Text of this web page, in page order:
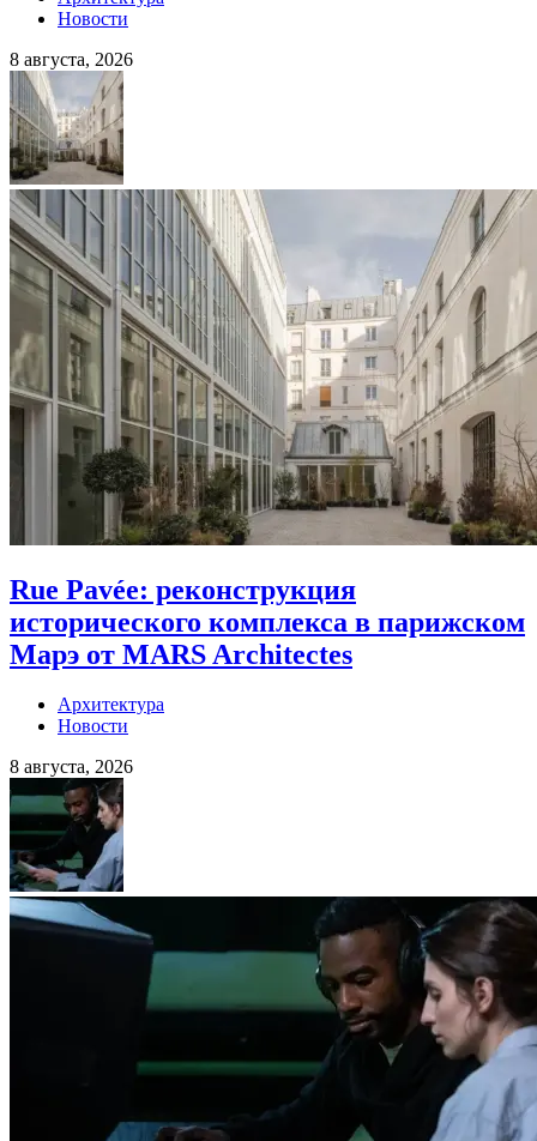
Новости
8 августа, 2026
Rue Pavée: реконструкция
исторического комплекса в парижском
Марэ от MARS Architectes
Архитектура
Новости
8 августа, 2026